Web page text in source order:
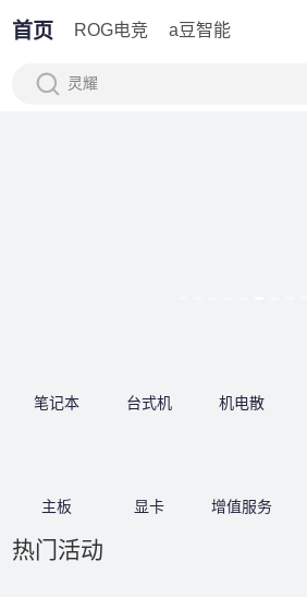
首页 ROG电竞 a豆智能
灵耀
笔记本
主板
台式机
显卡
机电散
增值服务
热门活动